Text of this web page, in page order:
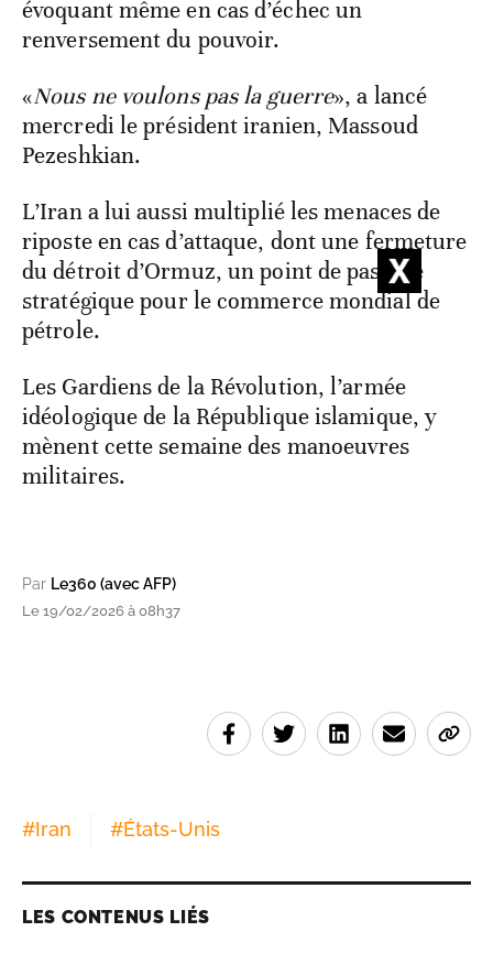
évoquant même en cas d’échec un
renversement du pouvoir.
«Nous ne voulons pas la guerre», a lancé
mercredi le président iranien, Massoud
Pezeshkian.
L’Iran a lui aussi multiplié les menaces de
riposte en cas d’attaque, dont une fermeture
du détroit d’Ormuz, un point de passage
stratégique pour le commerce mondial de
pétrole.
Les Gardiens de la Révolution, l’armée
idéologique de la République islamique, y
mènent cette semaine des manoeuvres
militaires.
Par Le360 (avec AFP)
Le 19/02/2026 à 08h37
#Iran #États-Unis
LES CONTENUS LIÉS